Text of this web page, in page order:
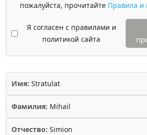
пожалуйста, прочитайте Правила и
Я согласен с правилами и
политикой сайта
Имя: Stratulat
Фамилия: Mihail
Отчество: Simion